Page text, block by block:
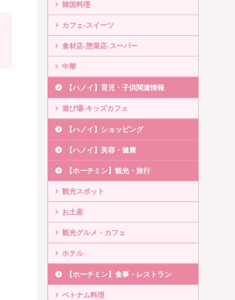
韓国料理
カフェ-スイーツ
食材店-惣菜店-スーパー
中華
【ハノイ】育児・子供関連情報
遊び場-キッズカフェ
【ハノイ】ショッピング
【ハノイ】美容・健康
【ホーチミン】観光・旅行
観光スポット
お土産
観光グルメ・カフェ
ホテル
【ホーチミン】食事・レストラン
ベトナム料理